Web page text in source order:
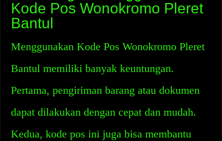
Kode Pos Wonokromo Pleret
Bantul
Menggunakan Kode Pos Wonokromo Pleret
Bantul memiliki banyak keuntungan.
Pertama, pengiriman barang atau dokumen
dapat dilakukan dengan cepat dan mudah.
Kedua, kode pos ini juga bisa membantu